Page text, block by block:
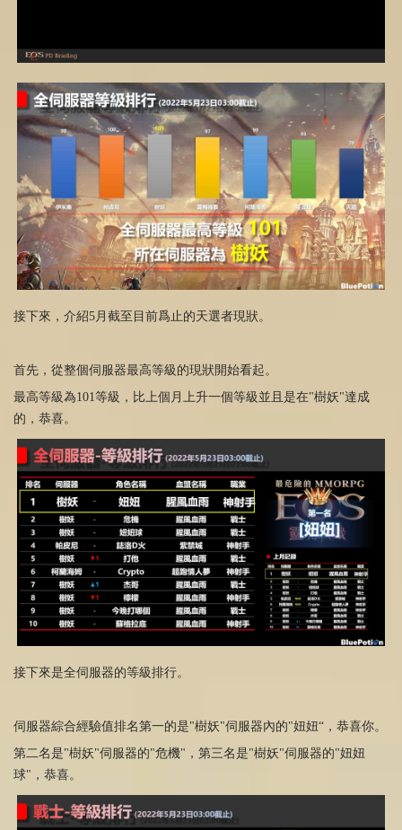
接下來，介紹5月截至目前爲止的天選者現狀。
首先，從整個伺服器最高等級的現狀開始看起。
最高等級為101等級，比上個月上升一個等級並且是在"樹妖"達成
的，恭喜。
接下來是全伺服器的等級排行。
伺服器綜合經驗值排名第一的是"樹妖"伺服器內的"妞妞“，恭喜你。
第二名是"樹妖"伺服器的"危機"，第三名是"樹妖"伺服器的"妞妞
球"，恭喜。